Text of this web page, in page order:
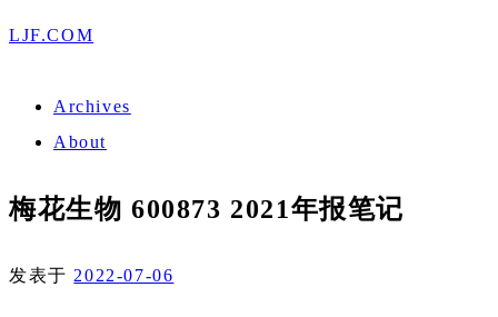
LJF.COM
Archives
About
梅花生物 600873 2021年报笔记
发表于 2022-07-06